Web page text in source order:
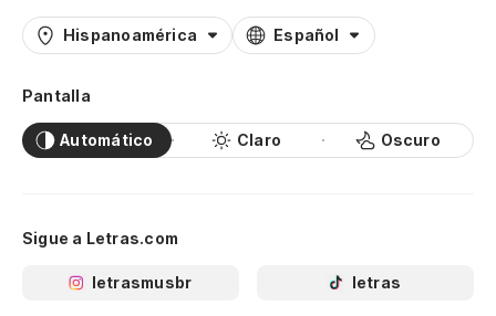
Hispanoamérica Español
Pantalla
Automático Claro Oscuro
Sigue a Letras.com
letrasmusbr letras